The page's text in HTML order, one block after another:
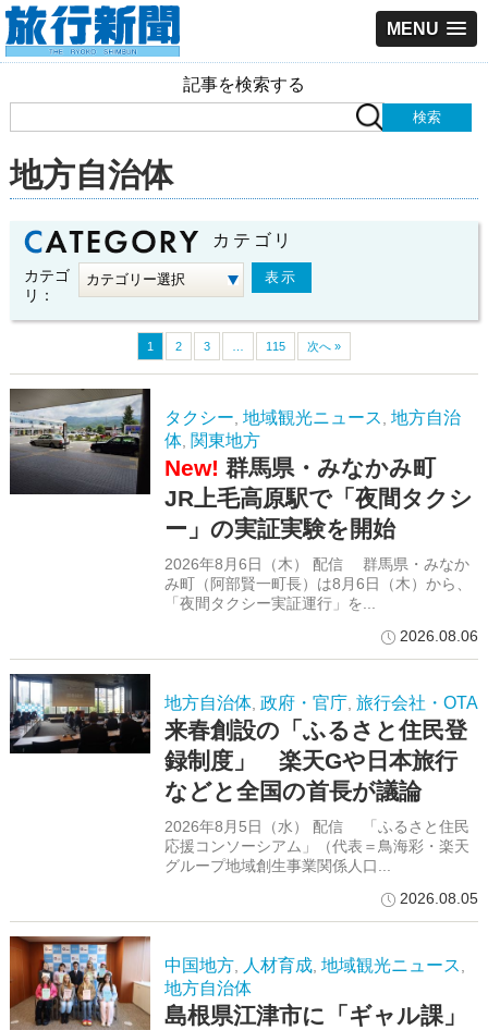
MENU
記事を検索する
地方自治体
カテゴリ
カテゴ
リ：
1 2 3 115 次へ »
タクシー, 地域観光ニュース, 地方自治
体, 関東地方
New! 群馬県・みなかみ町
JR上毛高原駅で「夜間タクシ
ー」の実証実験を開始
2026年8月6日（木） 配信 群馬県・みなか
み町（阿部賢一町長）は8月6日（木）から、
「夜間タクシー実証運行」を...
2026.08.06
地方自治体, 政府・官庁, 旅行会社・OTA
来春創設の「ふるさと住民登
録制度」 楽天Gや日本旅行
などと全国の首長が議論
2026年8月5日（水） 配信 「ふるさと住民
応援コンソーシアム」（代表＝鳥海彩・楽天
グループ地域創生事業関係人口...
2026.08.05
中国地方, 人材育成, 地域観光ニュース,
地方自治体
島根県江津市に「ギャル課」